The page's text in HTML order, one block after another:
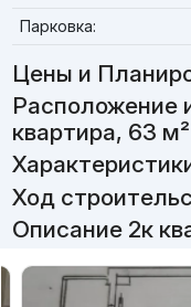
Парковка:
Цены и
Расположение
квартира, 63 м²
Ход
Описание 2к